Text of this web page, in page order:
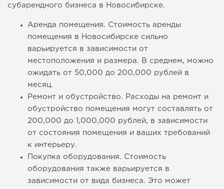
субарендного бизнеса в Новосибирске.
Аренда помещения. Стоимость аренды
помещения в Новосибирске сильно
варьируется в зависимости от
местоположения и размера. В среднем, можно
ожидать от 50,000 до 200,000 рублей в
месяц.
Ремонт и обустройство. Расходы на ремонт и
обустройство помещения могут составлять от
200,000 до 1,000,000 рублей, в зависимости
от состояния помещения и ваших требований
к интерьеру.
Покупка оборудования. Стоимость
оборудования также варьируется в
зависимости от вида бизнеса. Это может